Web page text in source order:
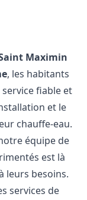
Maximin
, les habitants
fiable et
et le
chauffe-eau.
équipe de
est là
leurs besoins.
services de